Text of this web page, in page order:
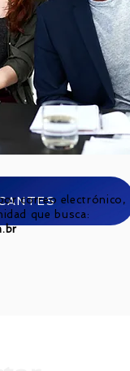
correo electrónico,
que busca: